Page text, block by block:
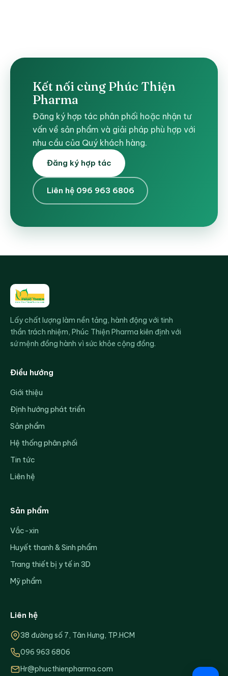
Kết nối cùng Phúc Thiện
Pharma
Đăng ký hợp tác phân phối hoặc nhận tư
vấn về sản phẩm và giải pháp phù hợp với
nhu cầu của Quý khách hàng.
Đăng ký hợp tác
Liên hệ 096 963 6806
Lấy chất lượng làm nền tảng, hành động với tinh
thần trách nhiệm, Phúc Thiện Pharma kiên định với
sứ mệnh đồng hành vì sức khỏe cộng đồng.
Điều hướng
Giới thiệu
Định hướng phát triển
Sản phẩm
Hệ thống phân phối
Tin tức
Liên hệ
Sản phẩm
Vắc-xin
Huyết thanh & Sinh phẩm
Trang thiết bị y tế in 3D
Mỹ phẩm
Liên hệ
38 đường số 7, Tân Hưng, TP.HCM
096 963 6806
Hr@phucthienpharma.com